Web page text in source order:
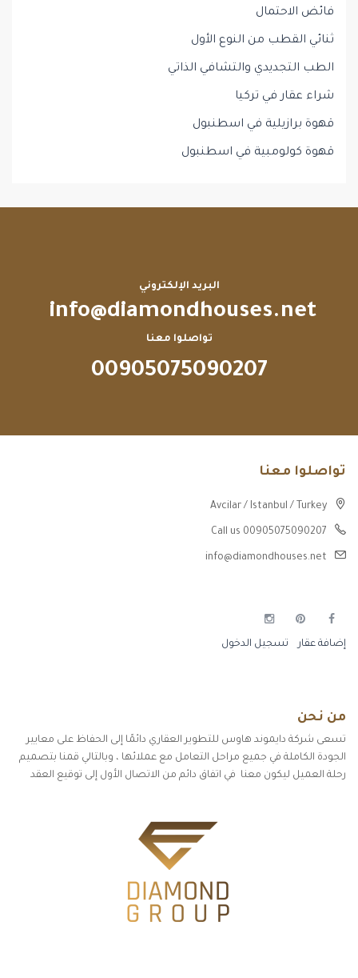
فائض الاحتمال
ثنائي القطب من النوع الأول
الطب التجديدي والتشافي الذاتي
شراء عقار في تركيا
قهوة برازيلية في اسطنبول
قهوة كولومبية في اسطنبول
البريد الإلكتروني
info@diamondhouses.net
تواصلوا معنا
00905075090207
تواصلوا معنا
Avcilar / Istanbul / Turkey
Call us 00905075090207
info@diamondhouses.net
إضافة عقار تسجيل الدخول
من نحن
تسعى شركة دايموند هاوس للتطوير العقاري دائمًا إلى الحفاظ على معايير
الجودة الكاملة في جميع مراحل التعامل مع عملائها ، وبالتالي قمنا بتصميم
رحلة العميل ليكون معنا في اتفاق دائم من الاتصال الأول إلى توقيع العقد